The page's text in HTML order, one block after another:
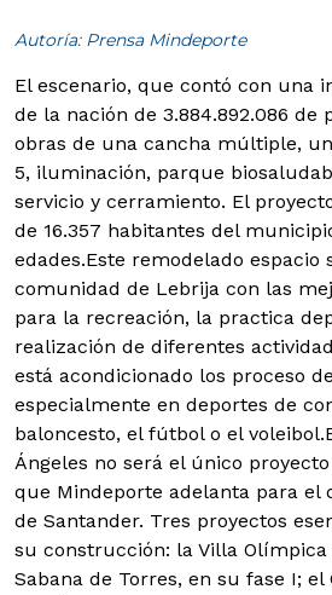
Autoría: Prensa Mindeporte
El escenario, que contó con una
de la nación de 3.884.892.086 de
obras de una cancha múltiple,
5, iluminación, parque
servicio y cerramiento. El
de 16.357 habitantes del
edades.Este remodelado espacio
comunidad de Lebrija con las
para la recreación, la practica
realización de diferentes
está acondicionado los proceso
especialmente en deportes de
baloncesto, el fútbol o el
Ángeles no será el único
que Mindeporte adelanta para el
de Santander. Tres proyectos
su construcción: la Villa Olímpica
Sabana de Torres, en su fase I;